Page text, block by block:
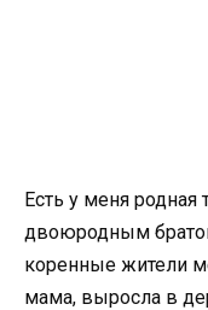
Есть у меня
двоюродным
коренные жители
мама, выросла в